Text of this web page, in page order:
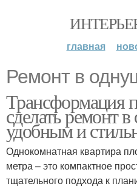
главная
Ремонт в
Трансформация
сделать ремонт
удобным и
Однокомнатная квартира
метра – это компактное
тщательного подхода к